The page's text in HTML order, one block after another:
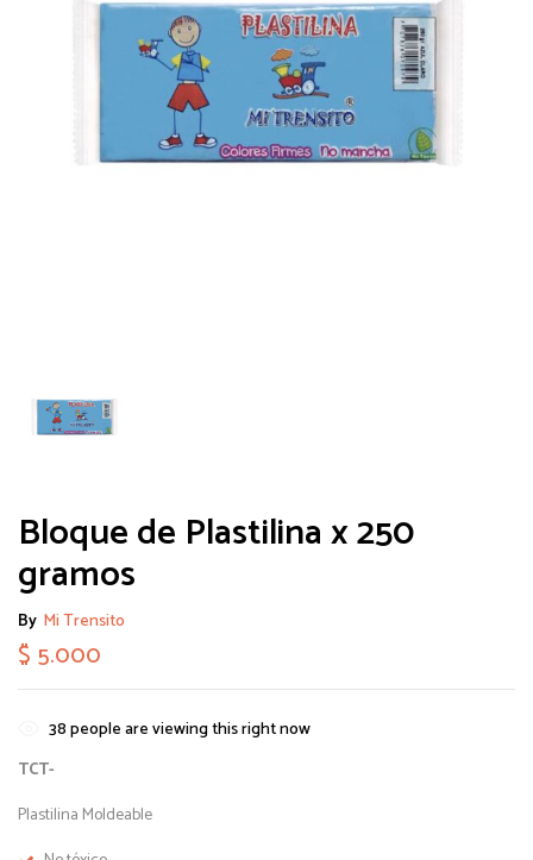
Bloque de Plastilina x 250
gramos
By Mi Trensito
$ 5.000
38people are viewing this right now
TCT-
Plastilina Moldeable